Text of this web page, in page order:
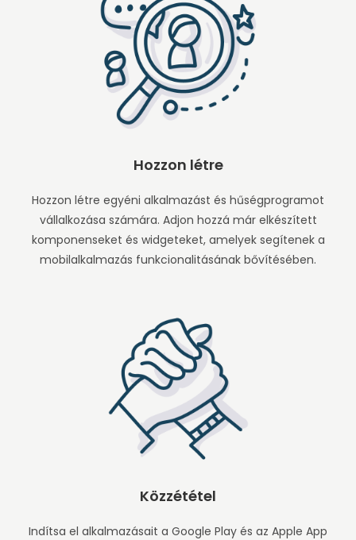
Hozzon létre
Hozzon létre egyéni alkalmazást és hűségprogramot
vállalkozása számára. Adjon hozzá már elkészített
komponenseket és widgeteket, amelyek segítenek a
mobilalkalmazás funkcionalitásának bővítésében.
Közzététel
Indítsa el alkalmazásait a Google Play és az Apple App